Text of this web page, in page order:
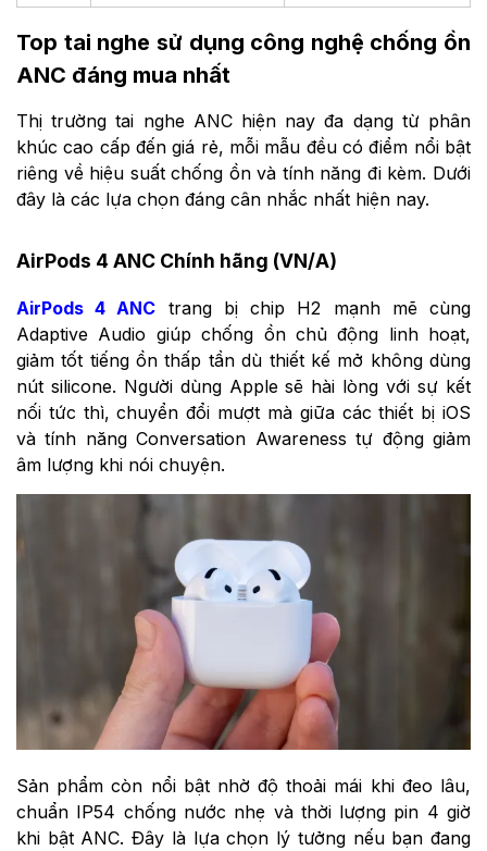
Top tai nghe sử dụng công nghệ chống ồn
ANC đáng mua nhất
Thị trường tai nghe ANC hiện nay đa dạng từ phân
khúc cao cấp đến giá rẻ, mỗi mẫu đều có điểm nổi bật
riêng về hiệu suất chống ồn và tính năng đi kèm. Dưới
đây là các lựa chọn đáng cân nhắc nhất hiện nay.
AirPods 4 ANC Chính hãng (VN/A)
AirPods 4 ANC trang bị chip H2 mạnh mẽ cùng
Adaptive Audio giúp chống ồn chủ động linh hoạt,
giảm tốt tiếng ồn thấp tần dù thiết kế mở không dùng
nút silicone. Người dùng Apple sẽ hài lòng với sự kết
nối tức thì, chuyển đổi mượt mà giữa các thiết bị iOS
và tính năng Conversation Awareness tự động giảm
âm lượng khi nói chuyện.
Sản phẩm còn nổi bật nhờ độ thoải mái khi đeo lâu,
chuẩn IP54 chống nước nhẹ và thời lượng pin 4 giờ
khi bật ANC. Đây là lựa chọn lý tưởng nếu bạn đang